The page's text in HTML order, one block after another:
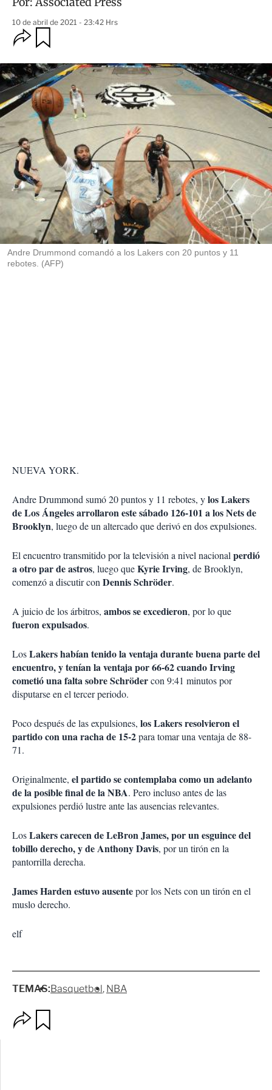
10 de abril de 2021 - 23:42 Hrs
O
p
i
o
n
e
s
d
e
o
m
p
a
r
r
r
d
a
r
Andre Drummond comandó a los Lakers con 20 puntos y 11
rebotes. (AFP)
NUEVA YORK.
Andre Drummond sumó 20 puntos y 11 rebotes, ylos Lakers
de Los Ángeles arrollaron este sábado 126-101 a los Nets de
Brooklyn, luego de un altercado que derivó en dos expulsiones.
El encuentro transmitido por la televisión a nivel nacionalperdió
a otro par de astros, luego queKyrie Irving, de Brooklyn,
comenzó a discutir conDennis Schröder.
A juicio de los árbitros, ambos se excedieron, por lo que
fueron expulsados.
LosLakers habían tenido la ventaja durante buena parte del
encuentro, y tenían la ventaja por 66-62 cuando Irving
cometió una falta sobre Schrödercon 9:41 minutos por
disputarse en el tercer periodo.
Poco después de las expulsiones, los Lakers resolvieron el
partido con una racha de 15-2para tomar una ventaja de 88-
71.
Originalmente, el partido se contemplaba como un adelanto
de la posible final de la NBA. Pero incluso antes de las
expulsiones perdió lustre ante las ausencias relevantes.
LosLakers carecen de LeBron James, por un esguince del
tobillo derecho, y de Anthony Davis, por un tirón en la
pantorrilla derecha.
James Harden estuvo ausentepor los Nets con un tirón en el
muslo derecho.
elf
TEMAS:Basquetbol NBA